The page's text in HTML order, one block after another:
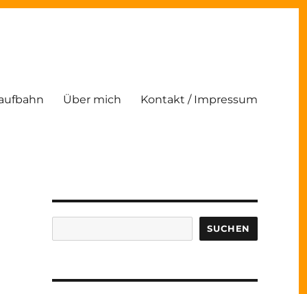
Über mich Kontakt / Impressum
SUCHEN